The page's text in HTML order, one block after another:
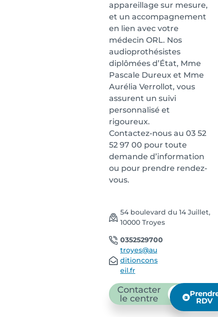
appareillage sur mesure,
et un accompagnement
en lien avec votre
médecin ORL. Nos
audioprothésistes
diplômées d’État, Mme
Pascale Dureux et Mme
Aurélia Verrollot, vous
assurent un suivi
personnalisé et
rigoureux.
Contactez-nous au 03 52
52 97 00 pour toute
demande d’information
ou pour prendre rendez-
vous.
54 boulevard du 14 Juillet,
10000 Troyes
0352529700
troyes@au
ditioncons
eil.fr
Contacter
le centre
RDV